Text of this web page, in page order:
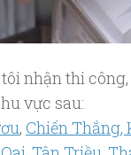
nhận thi
vực sau:
, Chiến Thắng,